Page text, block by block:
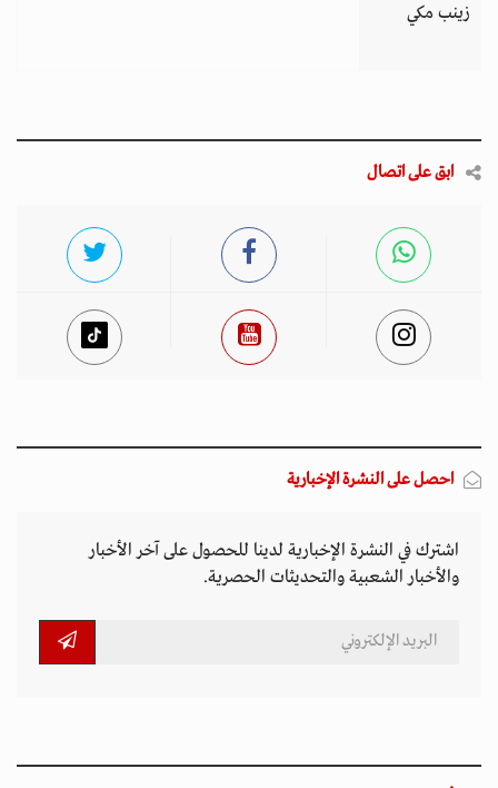
زينب مكي
ابق على اتصال
احصل على النشرة الإخبارية
اشترك في النشرة الإخبارية لدينا للحصول على آخر الأخبار
والأخبار الشعبية والتحديثات الحصرية.